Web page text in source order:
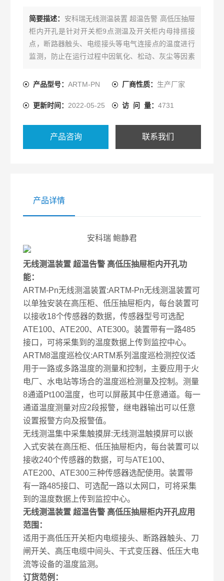
简要描述： 安科瑞无线测温装置 超温告警 高低压抽屉
柜内开孔是针对开关柜9点测温及开关柜内母排搭接
点，断路器触头、电缆接头等电气连接点的温度进行
监测，防止在运行过程中因氧化、松动、灰尘等因素
测能够提升设备安全保障，及时、持续、准确反映设
率。
产品型号：ARTM-PN 厂商性质： 生产厂家
更新时间： 2022-05-25 访 问 量： 4731
产品咨询 联系我们
产品详情
安科瑞 鲍静君
无线测温装置 超温告警 高低压抽屉柜内开孔功
能：
ARTM-Pn无线测温装置:ARTM-Pn无线测温装置可
以单独安装在高压柜、低压抽屉柜内，每台装置可
以接收18个传感器的数据，传感器型号可选配
ATE100、ATE200、ATE300。装置带有一路485
接口，可将采集到的温度数据上传到监控中心。
ARTM8温度巡检仪:ARTM系列温度巡检测控仪适
用于一路或多路温度的测量和控制，主要应用于火
电厂、水电站等场合的温度巡检测量及控制。测量
8通道Pt100温度，也可以屏蔽其中任意通道。每一
通道温度测量对应2段报警，继电器输出可以任意
设置报警方向及报警值。
无线测温集中采集触摸屏:无线测温触摸屏可以嵌
入式安装在高压柜、低压抽屉柜内，每台装置可以
接收240个传感器的数据，可与ATE100、
ATE200、ATE300三种传感器选配使用。装置带
有一路485接口、可选配一路以太网口，可将采集
到的温度数据上传到监控中心。
无线测温装置 超温告警 高低压抽屉柜内开孔应用
范围：
适用于高低压开关柜内电缆接头、断路器触头、刀
闸开关、高压电缆中间头、干式变压器、低压大电
流等设备的温度监测。
订货范例：